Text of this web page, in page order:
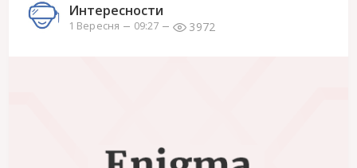
Интересности
1 Вересня 09:27 3972